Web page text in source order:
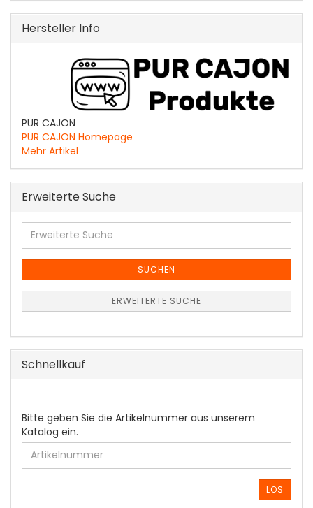
Hersteller Info
PUR CAJON
PUR CAJON Homepage
Mehr Artikel
Erweiterte Suche
Erweiterte
Suche
SUCHEN
ERWEITERTE SUCHE
Schnellkauf
BITTE
GEBEN
SIE
DIE
ARTIKELNUMMER
Bitte geben Sie die Artikelnummer aus unserem
Katalog ein.
LOS